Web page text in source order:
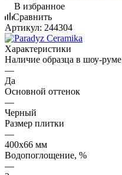
В избранное
Сравнить
Артикул: 244304
Характеристики
Наличие образца в шоу-руме
—
Да
Основной оттенок
—
Черный
Размер плитки
—
400х66 мм
Водопоглощение, %
—